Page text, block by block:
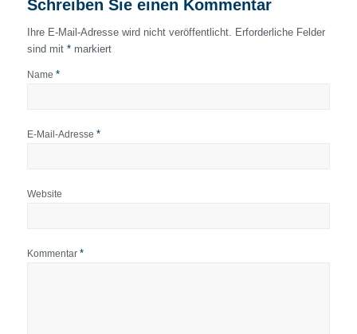
Schreiben Sie einen Kommentar
Ihre E-Mail-Adresse wird nicht veröffentlicht. Erforderliche Felder
sind mit *markiert
Name *
E-Mail-Adresse *
Website
Kommentar *